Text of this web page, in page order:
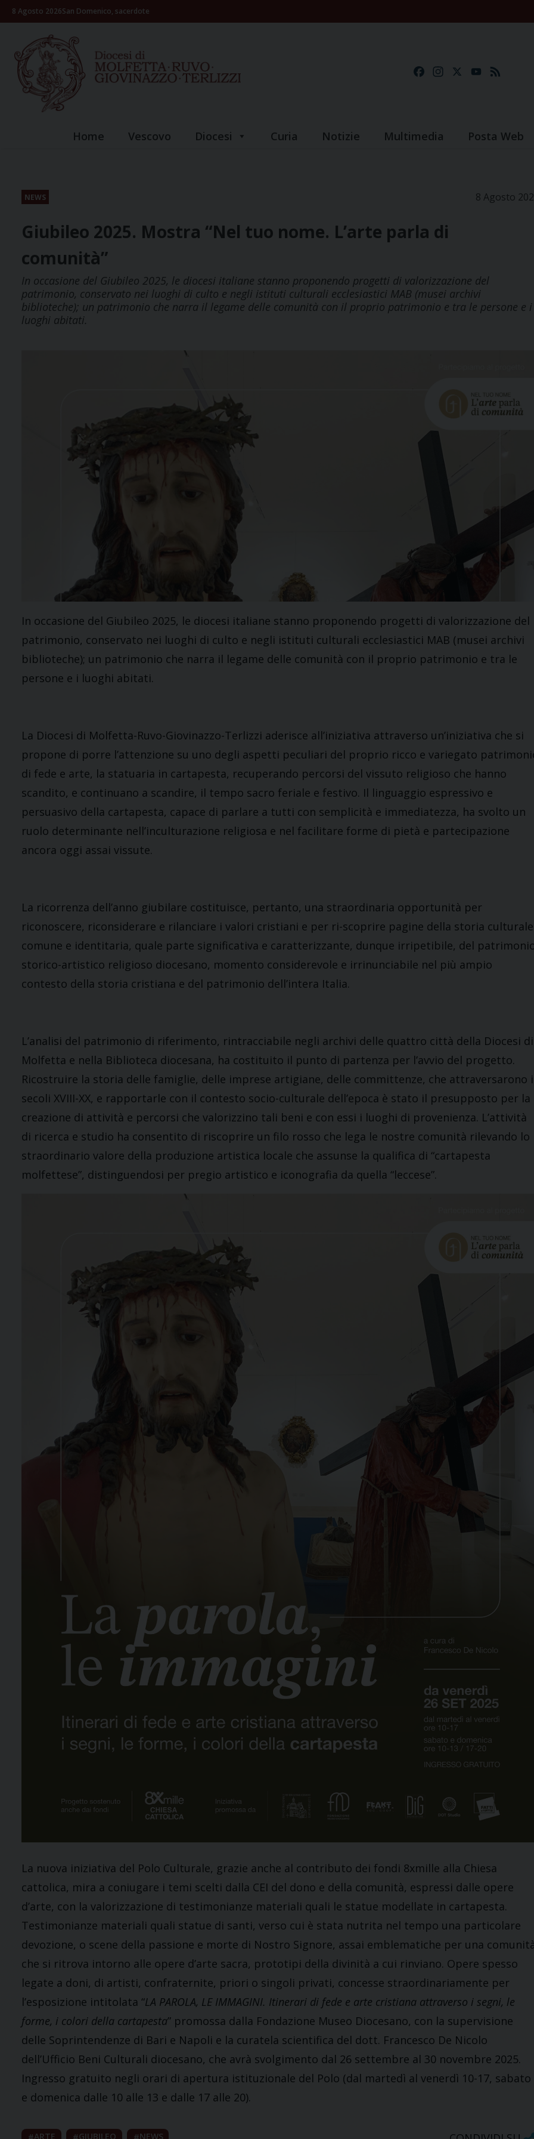
Skip8 Agosto 2026San Domenico, sacerdote
FacebookInstagramYouTube
Home Vescovo Diocesi Curia Notizie Multimedia Posta Web
NEWS 8 Agosto
Giubileo 2025. Mostra “Nel tuo nome. L’arte parla di
comunità”
In occasione del Giubileo 2025, le diocesi italiane stanno proponendo progetti di valorizzazione del
patrimonio, conservato nei luoghi di culto e negli istituti culturali ecclesiastici MAB (musei archivi
biblioteche); un patrimonio che narra il legame delle comunità con il proprio patrimonio e tra le persone e i
luoghi abitati.
In occasione del Giubileo 2025, le diocesi italiane stanno proponendo progetti di valorizzazione del
patrimonio, conservato nei luoghi di culto e negli istituti culturali ecclesiastici MAB (musei archivi
biblioteche); un patrimonio che narra il legame delle comunità con il proprio patrimonio e tra le
persone e i luoghi abitati.
La Diocesi di Molfetta-Ruvo-Giovinazzo-Terlizzi aderisce all’iniziativa attraverso un’iniziativa che si
propone di porre l’attenzione su uno degli aspetti peculiari del proprio ricco e variegato
di fede e arte, la statuaria in cartapesta, recuperando percorsi del vissuto religioso che hanno
scandito, e continuano a scandire, il tempo sacro feriale e festivo. Il linguaggio espressivo e
persuasivo della cartapesta, capace di parlare a tutti con semplicità e immediatezza, ha svolto un
ruolo determinante nell’inculturazione religiosa e nel facilitare forme di pietà e partecipazione
ancora oggi assai vissute.
La ricorrenza dell’anno giubilare costituisce, pertanto, una straordinaria opportunità per
riconoscere, riconsiderare e rilanciare i valori cristiani e per ri-scoprire pagine della storia culturale
comune e identitaria, quale parte significativa e caratterizzante, dunque irripetibile, del
storico-artistico religioso diocesano, momento considerevole e irrinunciabile nel più ampio
contesto della storia cristiana e del patrimonio dell’intera Italia.
L’analisi del patrimonio di riferimento, rintracciabile negli archivi delle quattro città della Diocesi di
Molfetta e nella Biblioteca diocesana, ha costituito il punto di partenza per l’avvio del progetto.
Ricostruire la storia delle famiglie, delle imprese artigiane, delle committenze, che attraversarono i
secoli XVIII-XX, e rapportarle con il contesto socio-culturale dell’epoca è stato il presupposto per la
creazione di attività e percorsi che valorizzino tali beni e con essi i luoghi di provenienza. L’attività
di ricerca e studio ha consentito di riscoprire un filo rosso che lega le nostre comunità rilevando lo
straordinario valore della produzione artistica locale che assunse la qualifica di “cartapesta
molfettese”, distinguendosi per pregio artistico e iconografia da quella “leccese”.
La nuova iniziativa del Polo Culturale, grazie anche al contributo dei fondi 8xmille alla Chiesa
cattolica, mira a coniugare i temi scelti dalla CEI del dono e della comunità, espressi dalle opere
d’arte, con la valorizzazione di testimonianze materiali quali le statue modellate in cartapesta.
Testimonianze materiali quali statue di santi, verso cui è stata nutrita nel tempo una particolare
devozione, o scene della passione e morte di Nostro Signore, assai emblematiche per una
che si ritrova intorno alle opere d’arte sacra, prototipi della divinità a cui rinviano. Opere spesso
legate a doni, di artisti, confraternite, priori o singoli privati, concesse straordinariamente per
l’esposizione intitolata “LA PAROLA, LE IMMAGINI. Itinerari di fede e arte cristiana attraverso i segni, le
forme, i colori della cartapesta” promossa dalla Fondazione Museo Diocesano, con la supervisione
delle Soprintendenze di Bari e Napoli e la curatela scientifica del dott. Francesco De Nicolo
dell’Ufficio Beni Culturali diocesano, che avrà svolgimento dal 26 settembre al 30 novembre 2025.
Ingresso gratuito negli orari di apertura istituzionale del Polo (dal martedì al venerdì 10-17, sabato
e domenica dalle 10 alle 13 e dalle 17 alle 20).
ARTE GIUBILEO NEWS